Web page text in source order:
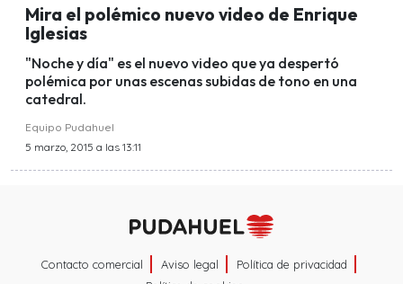
Mira el polémico nuevo video de Enrique
Iglesias
"Noche y día" es el nuevo video que ya despertó
polémica por unas escenas subidas de tono en una
catedral.
Equipo Pudahuel
5 marzo, 2015 a las 13:11
Contacto comercial Aviso legal
Política de privacidad